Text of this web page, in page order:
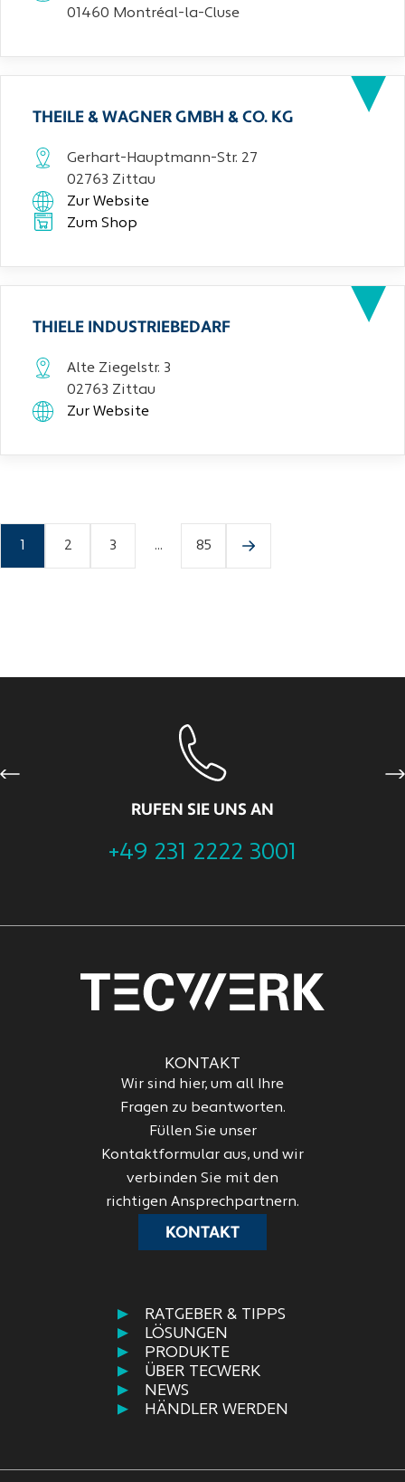
01460 Montréal-la-Cluse
THEILE & WAGNER GMBH & CO. KG
Gerhart-Hauptmann-Str. 27
02763 Zittau
Zur Website
Zum Shop
THIELE INDUSTRIEBEDARF
Alte Ziegelstr. 3
02763 Zittau
Zur Website
2 3 ... 85
RUFEN SIE UNS AN
+49 231 2222 3001
Previous
RATGEBER & TIPPS
LÖSUNGEN
PRODUKTE
ÜBER TECWERK
NEWS
HÄNDLER WERDEN
KONTAKT
Wir sind hier, um all Ihre
Fragen zu beantworten.
Füllen Sie unser
Kontaktformular aus, und wir
verbinden Sie mit den
richtigen Ansprechpartnern.
KONTAKT